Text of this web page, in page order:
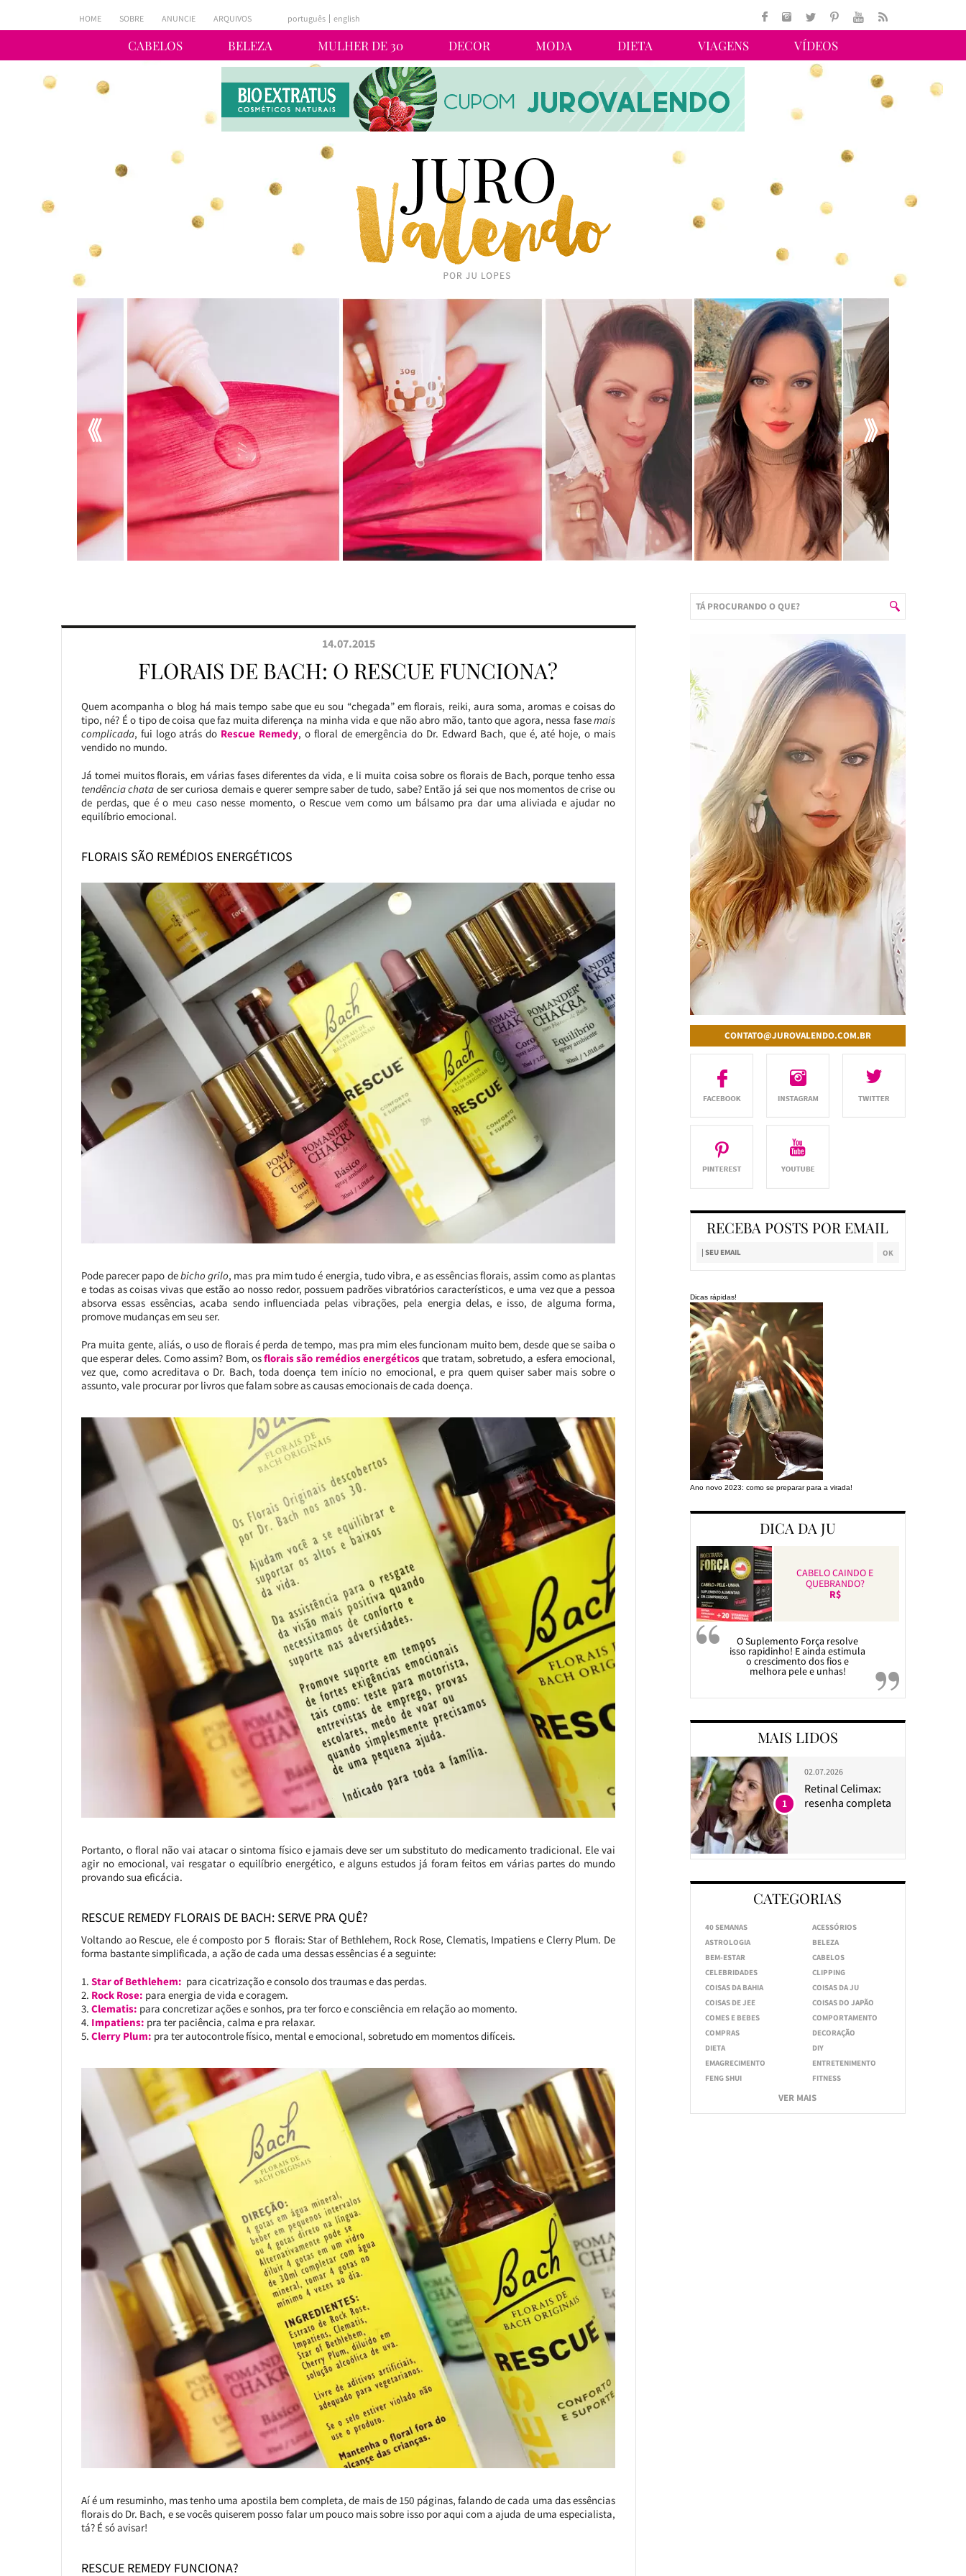
CABELOS BELEZA MULHER DE 30 DECOR MODA DIETA VIAGENS VÍDEOS
HOME SOBRE ANUNCIE ARQUIVOS português english
14.07.2015
FLORAIS DE BACH: O RESCUE FUNCIONA?
Quem acompanha o blog há mais tempo sabe que eu sou “chegada” em florais, reiki, aura soma, aromas e coisas do
tipo, né? É o tipo de coisa que faz muita diferença na minha vida e que não abro mão, tanto que agora, nessa fasemais
complicada, fui logo atrás do Rescue Remedy, o floral de emergência do Dr. Edward Bach, que é, até hoje, o mais
vendido no mundo.
Já tomei muitos florais, em várias fases diferentes da vida, e li muita coisa sobre os florais de Bach, porque tenho essa
tendência chata de ser curiosa demais e querer sempre saber de tudo, sabe? Então já sei que nos momentos de crise ou
de perdas, que é o meu caso nesse momento, o Rescue vem como um bálsamo pra dar uma aliviada e ajudar no
equilíbrio emocional.
FLORAIS SÃO REMÉDIOS ENERGÉTICOS
Pode parecer papo debicho grilo, mas pra mim tudo é energia, tudo vibra, e as essências florais, assim como as plantas
e todas as coisas vivas que estão ao nosso redor, possuem padrões vibratórios característicos, e uma vez que a pessoa
absorva essas essências, acaba sendo influenciada pelas vibrações, pela energia delas, e isso, de alguma forma,
promove mudanças em seu ser.
Pra muita gente, aliás, o uso de florais é perda de tempo, mas pra mim eles funcionam muito bem, desde que se saiba o
que esperar deles. Como assim? Bom, osflorais são remédios energéticosque tratam, sobretudo, a esfera emocional,
vez que, como acreditava o Dr. Bach, toda doença tem início no emocional, e pra quem quiser saber mais sobre o
assunto, vale procurar por livros que falam sobre as causas emocionais de cada doença.
Portanto, o floral não vai atacar o sintoma físico e jamais deve ser um substituto do medicamento tradicional. Ele vai
agir no emocional, vai resgatar o equilíbrio energético, e alguns estudos já foram feitos em várias partes do mundo
provando sua eficácia.
RESCUE REMEDY FLORAIS DE BACH: SERVE PRA QUÊ?
Voltando ao Rescue, ele é composto por 5 florais: Star of Bethlehem, Rock Rose, Clematis, Impatiens e Clerry Plum. De
forma bastante simplificada, a ação de cada uma dessas essências é a seguinte:
Star of Bethlehem: para cicatrização e consolo dos traumas e das perdas.
Rock Rose: para energia de vida e coragem.
Clematis: para concretizar ações e sonhos, pra ter forco e consciência em relação ao momento.
Impatiens: pra ter paciência, calma e pra relaxar.
Clerry Plum: pra ter autocontrole físico, mental e emocional, sobretudo em momentos difíceis.
Aí é um resuminho, mas tenho uma apostila bem completa, de mais de 150 páginas, falando de cada uma das essências
florais do Dr. Bach, e se vocês quiserem posso falar um pouco mais sobre isso por aqui com a ajuda de uma especialista,
tá? É só avisar!
RESCUE REMEDY FUNCIONA?
CONTATO@JUROVALENDO.COM.BR
RECEBA POSTS POR EMAIL
Dicas rápidas!
Ano novo 2023: como se preparar para a virada!
DICA DA JU
CABELO CAINDO E
QUEBRANDO?
R$
O Suplemento Força resolve
isso rapidinho! E ainda estimula
o crescimento dos fios e
melhora pele e unhas!
MAIS LIDOS
02.07.2026
Retinal Celimax:
resenha completa
1
CATEGORIAS
40 SEMANAS
ACESSÓRIOS
ASTROLOGIA
BELEZA
BEM-ESTAR
CABELOS
CELEBRIDADES
CLIPPING
COISAS DA BAHIA
COISAS DA JU
COISAS DE JEE
COISAS DO JAPÃO
COMES E BEBES
COMPORTAMENTO
COMPRAS
DECORAÇÃO
DIETA
DIY
EMAGRECIMENTO
ENTRETENIMENTO
FENG SHUI
FITNESS
VER MAIS